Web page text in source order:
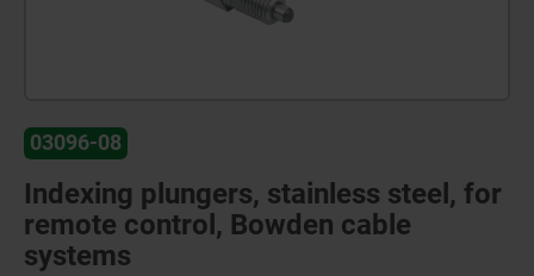
03096-08
Indexing plungers, stainless steel, for
remote control, Bowden cable
systems